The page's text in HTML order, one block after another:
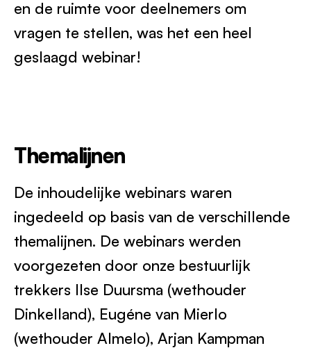
en de ruimte voor deelnemers om
vragen te stellen, was het een heel
geslaagd webinar!
Themalijnen
De inhoudelijke webinars waren
ingedeeld op basis van de verschillende
themalijnen. De webinars werden
voorgezeten door onze bestuurlijk
trekkers Ilse Duursma (wethouder
Dinkelland), Eugéne van Mierlo
(wethouder Almelo), Arjan Kampman